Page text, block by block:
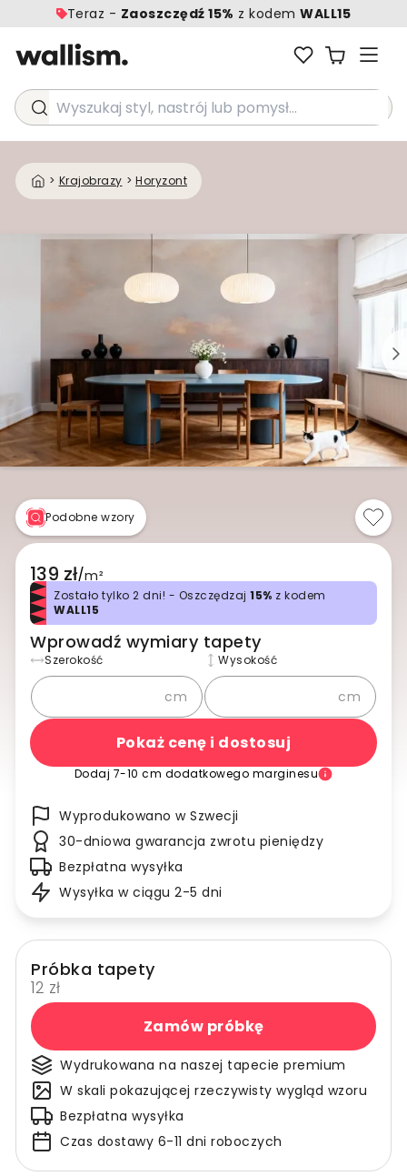
Teraz - Zaoszczędź 15% z kodemWALL15
Wyszukaj styl, nastrój lub pomysł...
> Krajobrazy > Horyzont
Podobne wzory
139 zł/m²
Zostało tylko 2 dni! - Oszczędzaj 15% z kodem
WALL15
Wprowadź wymiary tapety
Szerokość
cm
Wysokość
cm
Pokaż cenę i dostosuj
Dodaj 7-10 cm dodatkowego marginesu
Wyprodukowano w Szwecji
30-dniowa gwarancja zwrotu pieniędzy
Bezpłatna wysyłka
Wysyłka w ciągu 2-5 dni
Próbka tapety
12 zł
Zamów próbkę
Wydrukowana na naszej tapecie premium
W skali pokazującej rzeczywisty wygląd wzoru
Bezpłatna wysyłka
Czas dostawy 6-11 dni roboczych